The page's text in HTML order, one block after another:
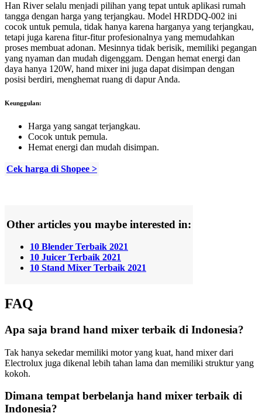
Han River selalu menjadi pilihan yang tepat untuk aplikasi rumah
tangga dengan harga yang terjangkau. Model HRDDQ-002 ini
cocok untuk pemula, tidak hanya karena harganya yang terjangkau,
tetapi juga karena fitur-fitur profesionalnya yang memudahkan
proses membuat adonan. Mesinnya tidak berisik, memiliki pegangan
yang nyaman dan mudah digenggam. Dengan hemat energi dan
daya hanya 120W, hand mixer ini juga dapat disimpan dengan
posisi berdiri, menghemat ruang di dapur Anda.
Keunggulan:
Harga yang sangat terjangkau.
Cocok untuk pemula.
Hemat energi dan mudah disimpan.
Cek harga di Shopee >
Other articles you maybe interested in:
10 Blender Terbaik 2021
10 Juicer Terbaik 2021
10 Stand Mixer Terbaik 2021
FAQ
Apa saja brand hand mixer terbaik di Indonesia?
Tak hanya sekedar memiliki motor yang kuat, hand mixer dari
Electrolux juga dikenal lebih tahan lama dan memiliki struktur yang
kokoh.
Dimana tempat berbelanja hand mixer terbaik di
Indonesia?